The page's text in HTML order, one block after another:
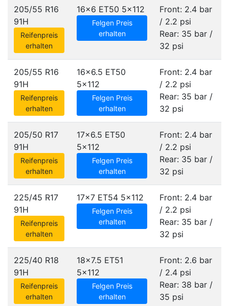
205/55 R16
91H
Reifenpreis
erhalten
16x6 ET50 5x112
Felgen Preis
erhalten
Front: 2.4 bar
/ 2.2 psi
Rear: 35 bar /
32 psi
205/55 R16
91H
Reifenpreis
erhalten
16x6.5 ET50
5x112
Felgen Preis
erhalten
Front: 2.4 bar
/ 2.2 psi
Rear: 35 bar /
32 psi
205/50 R17
91H
Reifenpreis
erhalten
17x6.5 ET50
5x112
Felgen Preis
erhalten
Front: 2.4 bar
/ 2.2 psi
Rear: 35 bar /
32 psi
225/45 R17
91H
Reifenpreis
erhalten
17x7 ET54 5x112
Felgen Preis
erhalten
Front: 2.4 bar
/ 2.2 psi
Rear: 35 bar /
32 psi
225/40 R18
91H
Reifenpreis
erhalten
18x7.5 ET51
5x112
Felgen Preis
erhalten
Front: 2.6 bar
/ 2.4 psi
Rear: 38 bar /
35 psi